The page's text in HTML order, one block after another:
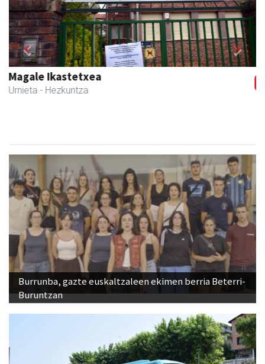
Ikasmin ikasketa zentroa
Urnieta - Ikasketa zentroak
Previous Next
Burrunba, gazte euskaltzaleen ekimen berria Beterri-
Buruntzan